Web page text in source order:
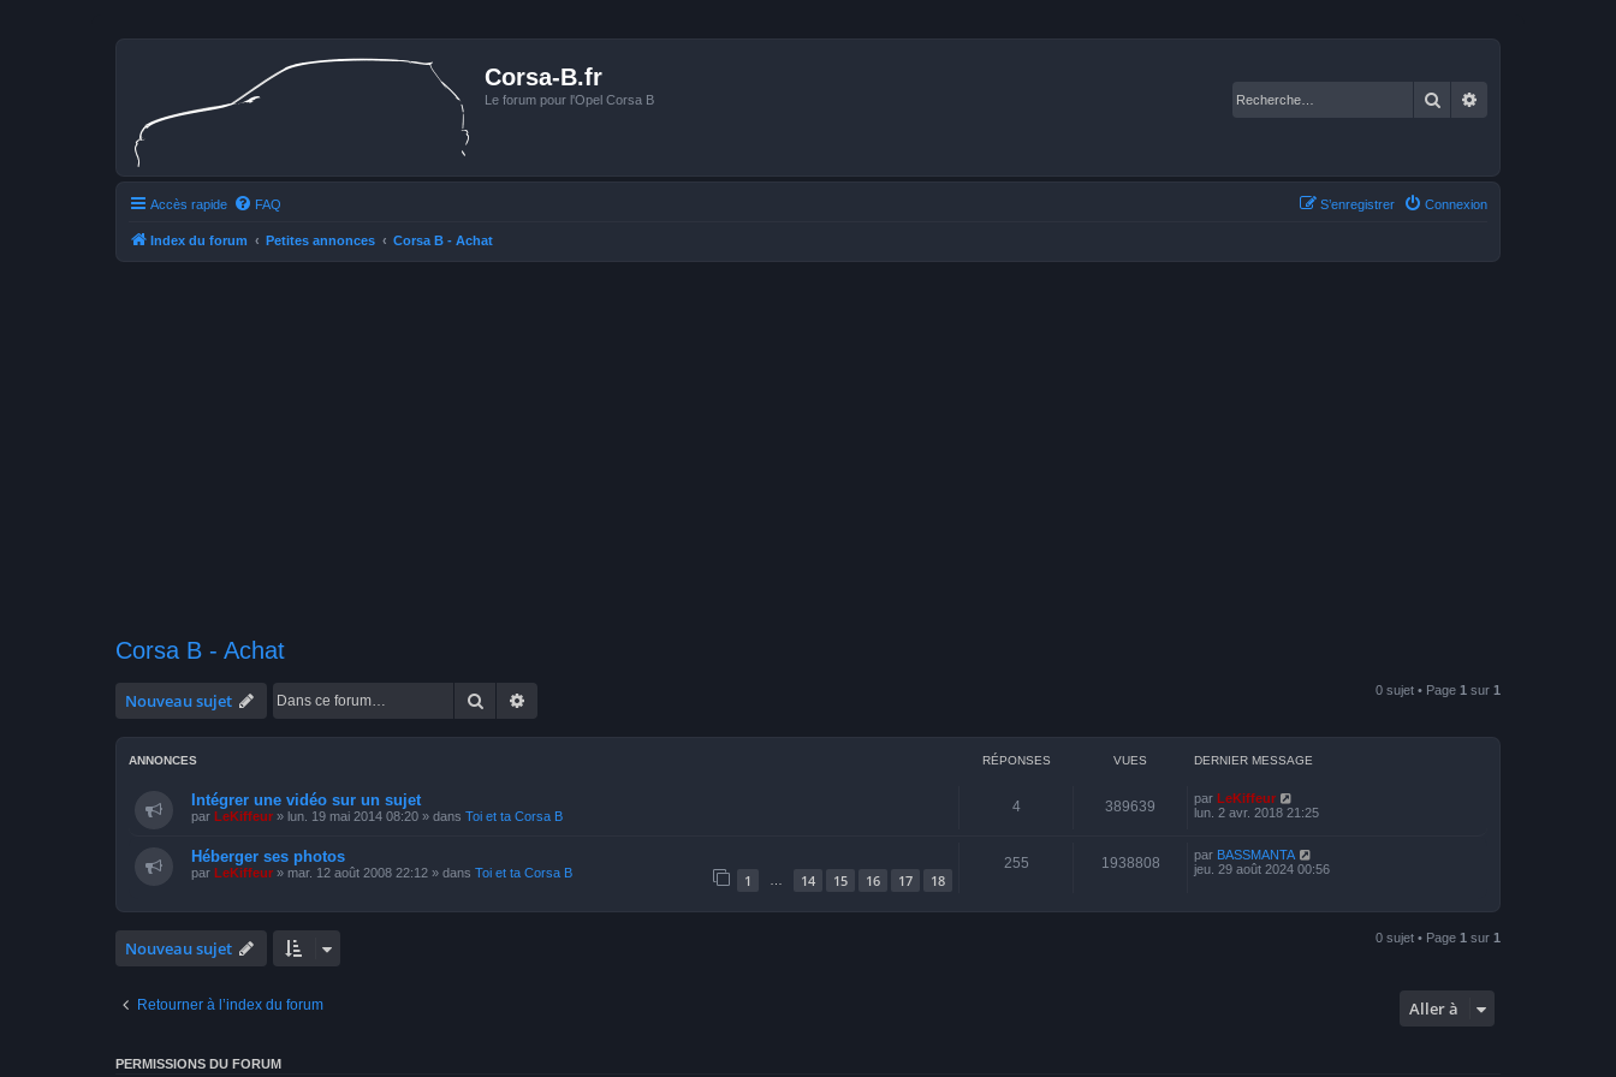
Corsa-B.fr
Le forum pour l'Opel Corsa B Rechercher
Accès rapide FAQ Connexion
S’enregistrer
Index du forum Petites annonces Corsa B - Achat
Corsa B - Achat
Nouveau sujet Rechercher 0 sujet • Page 1 sur 1
ANNONCES RÉPONSES VUES DERNIER MESSAGE
Intégrer une vidéo sur un sujet
par LeKiffeur » lun. 19 mai 2014 08:20 » dans Toi et ta Corsa B
4 389639 par LeKiffeur
lun. 2 avr. 2018 21:25
Héberger ses photos
par LeKiffeur » mar. 12 août 2008 22:12 » dans Toi et ta Corsa B 1 14 15 16 17 18
255 1938808 par BASSMANTA
jeu. 29 août 2024 00:56
Nouveau sujet 0 sujet • Page 1 sur 1
Retourner à l’index du forum Aller à
PERMISSIONS DU FORUM